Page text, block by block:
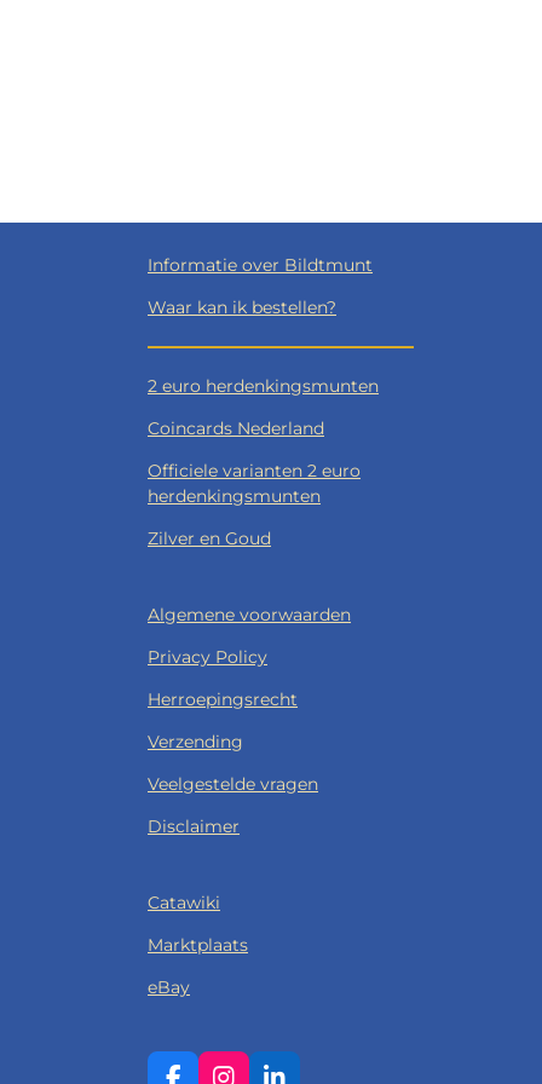
Informatie over Bildtmunt
Waar kan ik bestellen?
2 euro herdenkingsmunten
Coincards Nederland
Officiele varianten 2 euro
herdenkingsmunten
Zilver en Goud
Algemene voorwaarden
Privacy Policy
Herroepingsrecht
Verzending
Veelgestelde vragen
Disclaimer
Catawiki
Marktplaats
eBay